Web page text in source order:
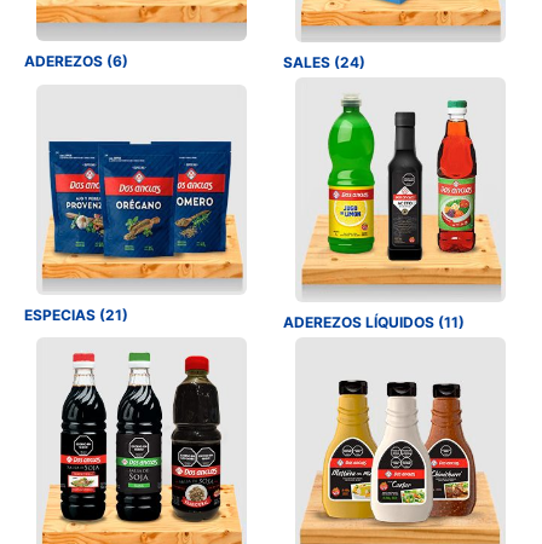
ADEREZOS (6) SALES (24)
ESPECIAS (21) ADEREZOS LÍQUIDOS (11)